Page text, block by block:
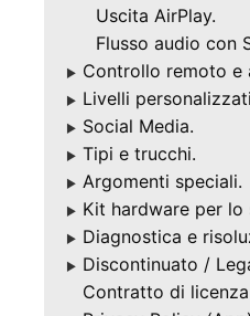
Uscita AirPlay.
Flusso audio con
▶ Controllo remoto e
▶ Livelli
▶ Social Media.
▶ Tipi e trucchi.
▶ Argomenti speciali.
▶ Kit hardware per lo
▶ Diagnostica e
▶ Discontinuato /
Contratto di